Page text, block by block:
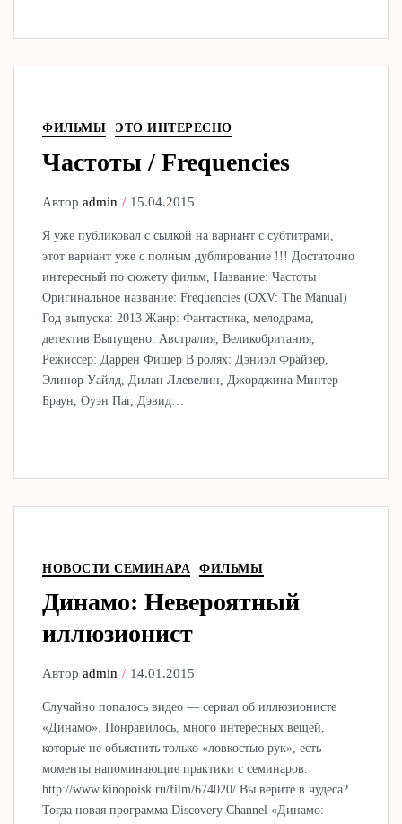
ФИЛЬМЫ ЭТО ИНТЕРЕСНО
Частоты / Frequencies
Авторadmin 15.04.2015
Я уже публиковал с сылкой на вариант с субтитрами,
этот вариант уже с полным дублирование !!! Достаточно
интересный по сюжету фильм, Название: Частоты
Оригинальное название: Frequencies (OXV: The Manual)
Год выпуска: 2013 Жанр: Фантастика, мелодрама,
детектив Выпущено: Австралия, Великобритания,
Режиссер: Даррен Фишер В ролях: Дэниэл Фрайзер,
Элинор Уайлд, Дилан Ллевелин, Джорджина Минтер-
Браун, Оуэн Паг, Дэвид…
НОВОСТИ СЕМИНАРА ФИЛЬМЫ
Динамо: Невероятный
иллюзионист
Авторadmin 14.01.2015
Случайно попалось видео — сериал об иллюзионисте
«Динамо». Понравилось, много интересных вещей,
которые не объяснить только «ловкостью рук», есть
моменты напоминающие практики с семинаров.
http://www.kinopoisk.ru/film/674020/ Вы верите в чудеса?
Тогда новая программа Discovery Channel «Динамо: